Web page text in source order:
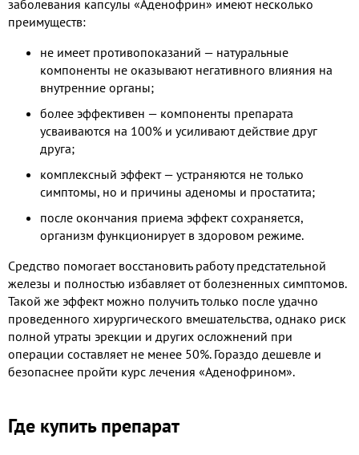
заболевания капсулы «Аденофрин» имеют несколько
преимуществ:
не имеет противопоказаний — натуральные
компоненты не оказывают негативного влияния на
внутренние органы;
более эффективен — компоненты препарата
усваиваются на 100% и усиливают действие друг
друга;
комплексный эффект — устраняются не только
симптомы, но и причины аденомы и простатита;
после окончания приема эффект сохраняется,
организм функционирует в здоровом режиме.
Средство помогает восстановить работу предстательной
железы и полностью избавляет от болезненных симптомов.
Такой же эффект можно получить только после удачно
проведенного хирургического вмешательства, однако риск
полной утраты эрекции и других осложнений при
операции составляет не менее 50%. Гораздо дешевле и
безопаснее пройти курс лечения «Аденофрином».
Где купить препарат